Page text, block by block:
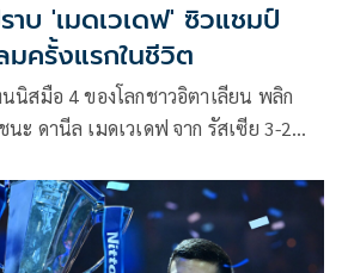
บ 'เมดเวเดฟ' ซิวแชมป์
ครั้งแรกในชีวิต
นิสมือ 4 ของโลกชาวอิตาเลียน พลิก
ะ ดานีล เมดเวเดฟ จาก รัสเซีย 3-2
ศ เมื่อวันอาทิตย์ที่ 28 มกราคม คว้า